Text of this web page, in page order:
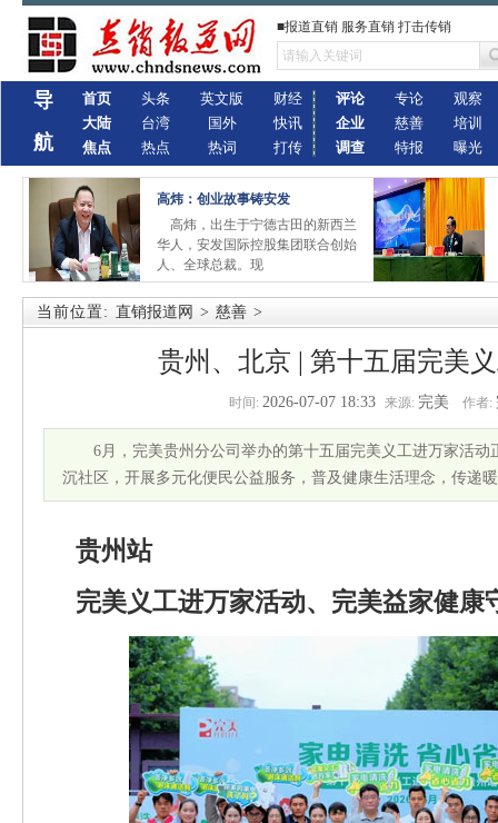
■报道直销 服务直销 打击传销
导
航
首页
大陆
焦点
头条
台湾
热点
英文版
国外
热词
财经
快讯
打传
评论
企业
调查
专论
慈善
特报
观察
培训
曝光
高炜：创业故事铸安发
高炜，出生于宁德古田的新西兰
华人，安发国际控股集团联合创始
人、全球总裁。现
当前位置: 直销报道网 > 慈善 >
贵州、北京 | 第十五届完美
时间: 2026-07-07 18:33 来源: 完美 作者:
6月，完美贵州分公司举办的第十五届完美义工进万家活动
沉社区，开展多元化便民公益服务，普及健康生活理念，传递
贵州站
完美义工进万家活动、完美益家健康